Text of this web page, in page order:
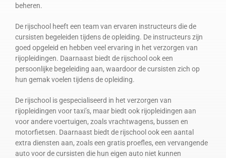
beheren.
De rijschool heeft een team van ervaren instructeurs die de
cursisten begeleiden tijdens de opleiding. De instructeurs zijn
goed opgeleid en hebben veel ervaring in het verzorgen van
rijopleidingen. Daarnaast biedt de rijschool ook een
persoonlijke begeleiding aan, waardoor de cursisten zich op
hun gemak voelen tijdens de opleiding.
De rijschool is gespecialiseerd in het verzorgen van
rijopleidingen voor taxi’s, maar biedt ook rijopleidingen aan
voor andere voertuigen, zoals vrachtwagens, bussen en
motorfietsen. Daarnaast biedt de rijschool ook een aantal
extra diensten aan, zoals een gratis proefles, een vervangende
auto voor de cursisten die hun eigen auto niet kunnen